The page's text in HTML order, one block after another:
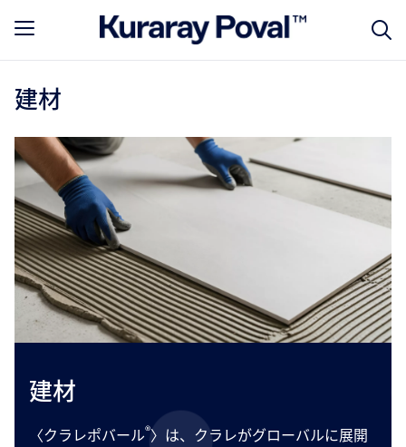
建材
建材
〈クラレポバール®〉は、クラレがグローバルに展開